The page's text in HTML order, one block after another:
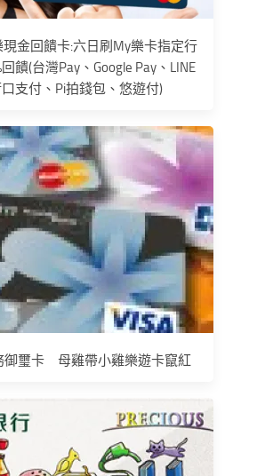
金回饋卡:六日刷My樂卡指定行
饋(台灣Pay、Google Pay、LINE
支付、Pi拍錢包、悠遊付)
御璽卡 母雞帶小雞樂遊卡竄紅